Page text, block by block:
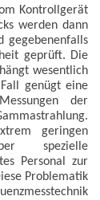
Kontrollgerät
werden dann
gegebenenfalls
geprüft. Die
wesentlich
genügt eine
der
geringen
spezielle
Personal zur
Problematik